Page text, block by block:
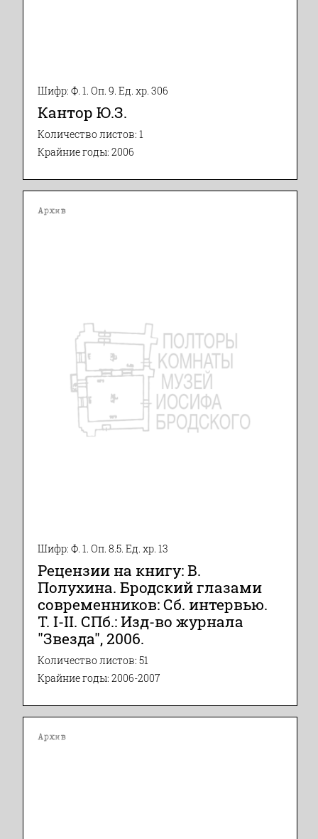
Шифр: Ф. 1. Оп. 9. Ед. хр. 306
Кантор Ю.З.
Количество листов: 1
Крайние годы: 2006
Архив
Шифр: Ф. 1. Оп. 8.5. Ед. хр. 13
Рецензии на книгу: В.
Полухина. Бродский глазами
современников: Сб. интервью.
Т. I-II. СПб.: Изд-во журнала
"Звезда", 2006.
Количество листов: 51
Крайние годы: 2006-2007
Архив